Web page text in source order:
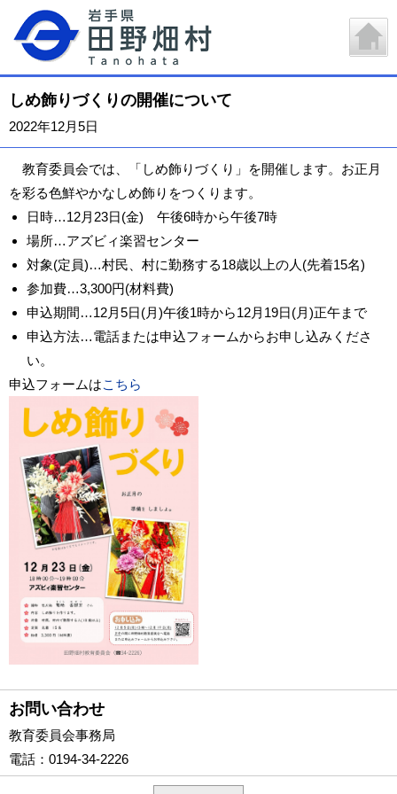
しめ飾りづくりの開催について
2022年12月5日
教育委員会では、「しめ飾りづくり」を開催します。お正月
を彩る色鮮やかなしめ飾りをつくります。
日時…12月23日(金) 午後6時から午後7時
場所…アズビィ楽習センター
対象(定員)…村民、村に勤務する18歳以上の人(先着15名)
参加費…3,300円(材料費)
申込期間…12月5日(月)午後1時から12月19日(月)正午まで
申込方法…電話または申込フォームからお申し込みくださ
い。
申込フォームはこちら
お問い合わせ
教育委員会事務局
電話 ：0194-34-2226